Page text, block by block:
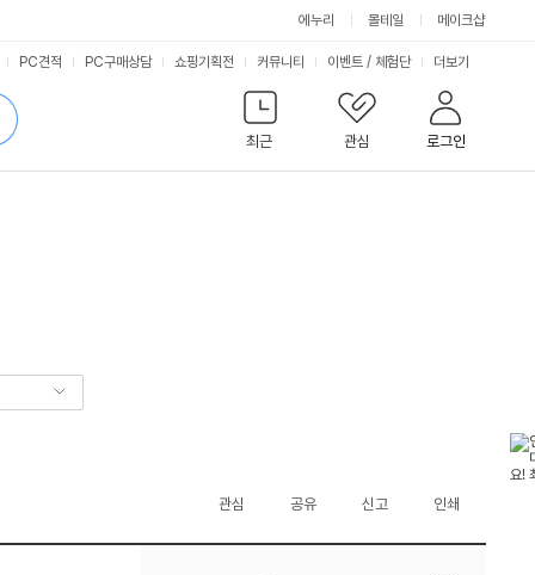
에누리 몰테일 메이크샵
최근
관심 로그인
PC견적 PC구매상담 쇼핑기획전 커뮤니티 이벤트 / 체험단 서
비
스
더보기
관심 공유 신고 인쇄